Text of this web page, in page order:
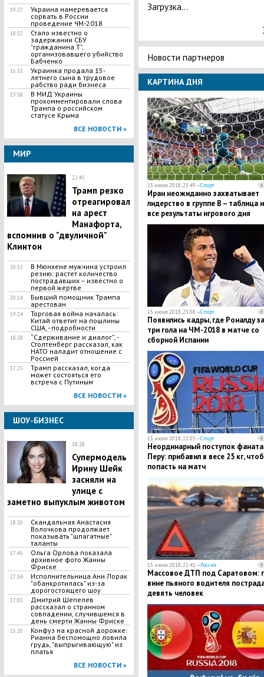
19:27
Украина намеревается
сорвать в России
проведение ЧМ-2018
18:32
​Стало известно о
задержании СБУ
"гражданина Т",
организовавшего убийство
Бабченко
16:33
​Украинка продала 15-
летнего сына в трудовое
рабство ради бизнеса
15:58
В МИД Украины
прокомментировали слова
Трампа о российском
статусе Крыма
ВСЕ НОВОСТИ »
МИР
22:45
Трамп резко
отреагировал
на арест
Манафорта,
вспомнив о "двуличной"
Клинтон
20:55
​В Мюнхене мужчина устроил
резню: растет количество
пострадавших – известно о
первой жертве
20:14
Бывший помощник Трампа
арестован
19:24
​Торговая война началась:
Китай ответит на пошлины
США, - подробности
18:28
​“Сдерживание и диалог”, -
Столтенберг рассказал, как
НАТО наладит отношение с
Россией
17:25
Трамп рассказал, когда
может состояться его
встреча с Путиным
ВСЕ НОВОСТИ »
ШОУ-БИЗНЕС
18:28
Супермодель
Ирину Шейк
засняли на
улице с
заметно выпуклым животом
18:20
Скандальная Анастасия
Волочкова продолжает
показывать "шпагатные"
таланты
17:45
Ольга Орлова показала
архивное фото Жанны
Фриске
17:34
Исполнительница Ани Лорак
"обанкротилась" из-за
дорогостоящего шоу
17:05
Дмитрий Шепелев
рассказал о странном
совпадении, случившемся в
день смерти Жанны Фриске
15:20
Конфуз на красной дорожке:
Рианна беспомощно ловила
грудь, "выпрыгивающую" из
платья
ВСЕ НОВОСТИ »
Загрузка...
Новости партнеров
КАРТИНА ДНЯ
15 июня 2018, 23:49 —Спорт
Иран неожиданно захватывает
лидерство в группе В – таблица и
все результаты игрового дня
15 июня 2018, 23:08 —Спорт
Появились кадры, где ​Роналду
три гола на ЧМ-2018 в матче со
сборной Испании
15 июня 2018, 22:05 —Спорт
​Неординарный поступок фаната
Перу: прибавил в весе 25 кг,
попасть на матч
15 июня 2018, 21:41 —Россия
Массовое ​ДТП под Саратовом:
вине пьяного водителя
девять человек